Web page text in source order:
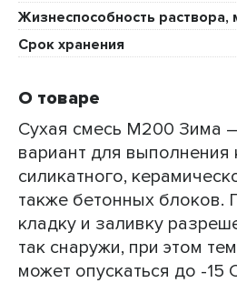
Жизнеспособность раствора,
Срок хранения
О товаре
Сухая смесь М200 Зима
вариант для выполнения
силикатного,
также бетонных блоков.
кладку и заливку
так снаружи, при этом
может опускаться до -15